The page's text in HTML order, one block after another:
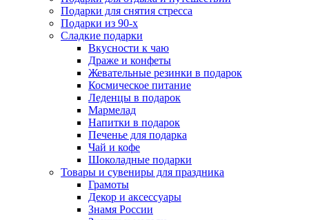
Подарки для снятия стресса
Подарки из 90-х
Сладкие подарки
Вкусности к чаю
Драже и конфеты
Жевательные резинки в подарок
Космическое питание
Леденцы в подарок
Мармелад
Напитки в подарок
Печенье для подарка
Чай и кофе
Шоколадные подарки
Товары и сувениры для праздника
Грамоты
Декор и аксессуары
Знамя России